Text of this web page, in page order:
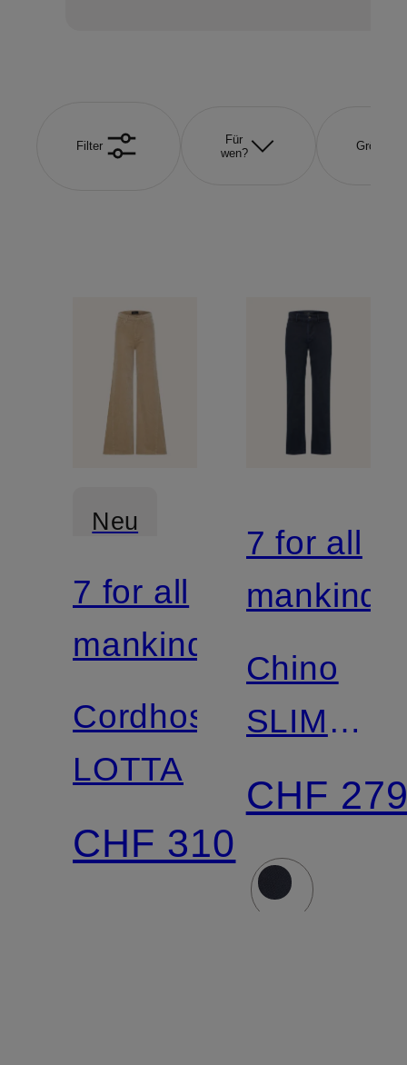
Filter
Für
wen?
Größe
Neu
Mix &
Match
7 for all
mankind
Cordhose
LOTTA
CHF 310
7 for all
mankind
Chino
SLIMMY
CHINO
Regular
Slim Fit
CHF